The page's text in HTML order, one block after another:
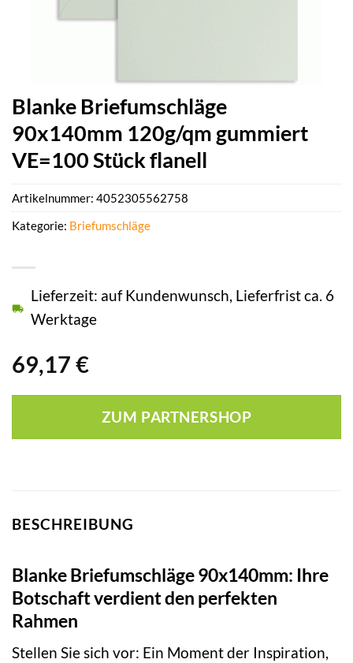
Blanke Briefumschläge
90x140mm 120g/qm gummiert
VE=100 Stück flanell
69,17 €
Lieferzeit: auf Kundenwunsch, Lieferfrist ca. 6
Werktage
ZUM PARTNERSHOP
Artikelnummer: 4052305562758
Kategorie: Briefumschläge
BESCHREIBUNG
Blanke Briefumschläge 90x140mm: Ihre
Botschaft verdient den perfekten
Rahmen
Stellen Sie sich vor: Ein Moment der Inspiration,